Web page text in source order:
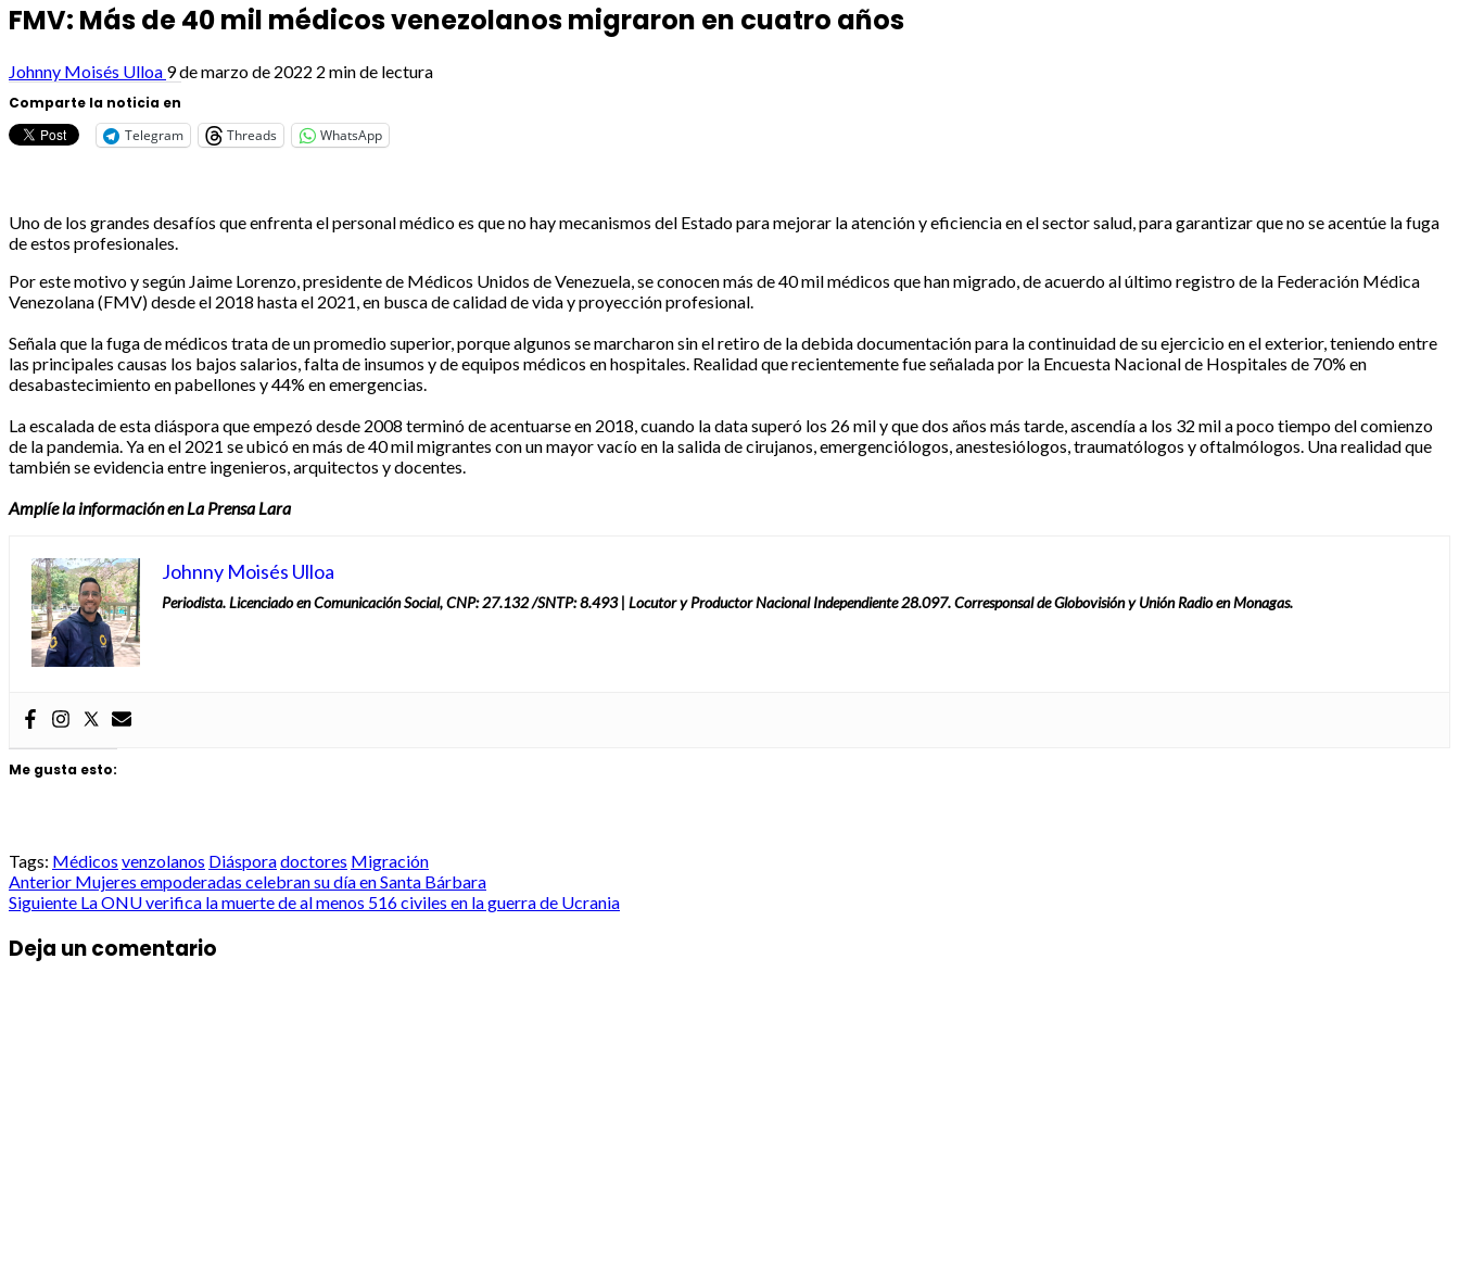
FMV: Más de 40 mil médicos venezolanos migraron en cuatro años
Johnny Moisés Ulloa 9 de marzo de 2022 2 min de lectura
Comparte la noticia en
Telegram
Threads WhatsApp
Uno de los grandes desafíos que enfrenta el personal médico es que no hay mecanismos del Estado para mejorar la atención y eficiencia en el sector salud, para garantizar que no se acentúe la fuga
de estos profesionales.
Por este motivo y según Jaime Lorenzo, presidente de Médicos Unidos de Venezuela, se conocen más de 40 mil médicos que han migrado, de acuerdo al último registro de la Federación Médica
Venezolana (FMV) desde el 2018 hasta el 2021, en busca de calidad de vida y proyección profesional.
Señala que la fuga de médicos trata de un promedio superior, porque algunos se marcharon sin el retiro de la debida documentación para la continuidad de su ejercicio en el exterior, teniendo entre
las principales causas los bajos salarios, falta de insumos y de equipos médicos en hospitales. Realidad que recientemente fue señalada por la Encuesta Nacional de Hospitales de 70% en
desabastecimiento en pabellones y 44% en emergencias.
La escalada de esta diáspora que empezó desde 2008 terminó de acentuarse en 2018, cuando la data superó los 26 mil y que dos años más tarde, ascendía a los 32 mil a poco tiempo del comienzo
de la pandemia. Ya en el 2021 se ubicó en más de 40 mil migrantes con un mayor vacío en la salida de cirujanos, emergenciólogos, anestesiólogos, traumatólogos y oftalmólogos. Una realidad que
también se evidencia entre ingenieros, arquitectos y docentes.
Amplíe la información en La Prensa Lara
Johnny Moisés Ulloa
Periodista. Licenciado en Comunicación Social, CNP: 27.132 /SNTP: 8.493 | Locutor y Productor Nacional Independiente 28.097. Corresponsal de Globovisión y Unión Radio en Monagas.
Me gusta esto:
Tags: Médicos venzolanos Diásporadoctores Migración
Post
Anterior Mujeres empoderadas celebran su día en Santa Bárbara
Siguiente La ONU verifica la muerte de al menos 516 civiles en la guerra de Ucrania
Deja un comentario